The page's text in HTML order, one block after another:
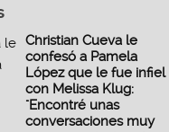
Christian Cueva le
confesó a Pamela
López que le fue infiel
con Melissa Klug:
"Encontré unas
conversaciones muy